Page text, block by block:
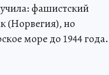
фашистский
(Норвегия), но
море до 1944 года.